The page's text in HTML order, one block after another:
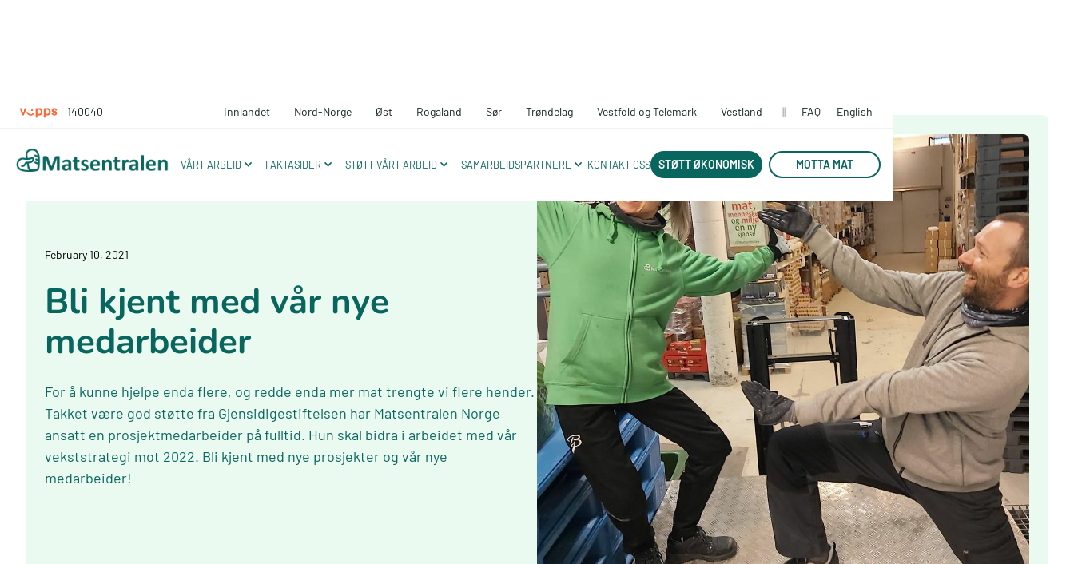
140040 Innlandet Nord-Norge Øst Rogaland Sør Trøndelag Vestfold og Telemark Vestland || FAQ English
VÅRT ARBEID FAKTASIDER STØTT VÅRT ARBEID SAMARBEIDSPARTNERE KONTAKT OSS STØTT ØKONOMISK MOTTA MAT
February 10, 2021
Bli kjent med vår nye
medarbeider
For å kunne hjelpe enda flere, og redde enda mer mat trengte vi flere hender.
Takket være god støtte fra Gjensidigestiftelsen har Matsentralen Norge
ansatt en prosjektmedarbeider på fulltid. Hun skal bidra i arbeidet med vår
vekststrategi mot 2022. Bli kjent med nye prosjekter og vår nye
medarbeider!